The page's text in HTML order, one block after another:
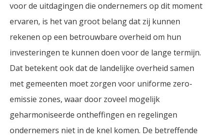
voor de uitdagingen die ondernemers op dit moment
ervaren, is het van groot belang dat zij kunnen
rekenen op een betrouwbare overheid om hun
investeringen te kunnen doen voor de lange termijn.
Dat betekent ook dat de landelijke overheid samen
met gemeenten moet zorgen voor uniforme zero-
emissie zones, waar door zoveel mogelijk
geharmoniseerde ontheffingen en regelingen
ondernemers niet in de knel komen. De betreffende